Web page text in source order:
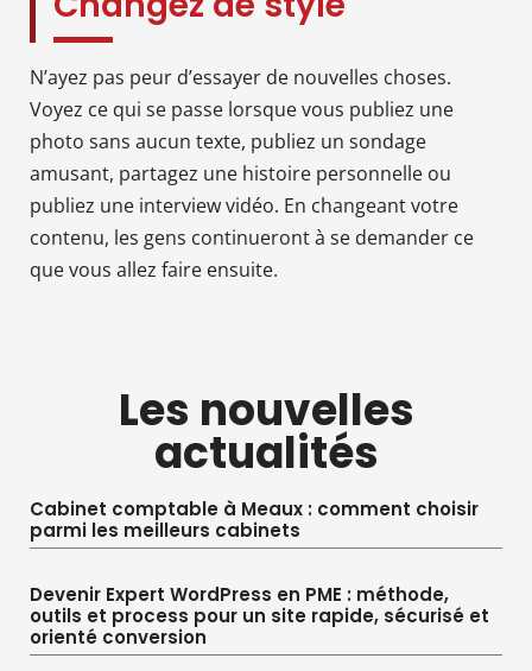
N’ayez pas peur d’essayer de nouvelles choses.
Voyez ce qui se passe lorsque vous publiez une
photo sans aucun texte, publiez un sondage
amusant, partagez une histoire personnelle ou
publiez une interview vidéo. En changeant votre
contenu, les gens continueront à se demander ce
que vous allez faire ensuite.
Les nouvelles
actualités
Cabinet comptable à Meaux : comment choisir
parmi les meilleurs cabinets
Devenir Expert WordPress en PME : méthode,
outils et process pour un site rapide, sécurisé et
orienté conversion